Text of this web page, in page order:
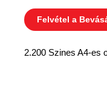
Felvétel a
2.200 Szines A4-es